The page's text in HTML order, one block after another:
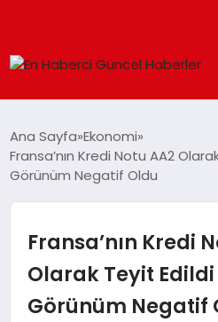
SPOR
MAGAZIN
Ana Sayfa Ekonomi
Fransa’nın Kredi Notu AA2
Görünüm Negatif Oldu
Fransa’nın Kredi
Olarak Teyit
Görünüm Negatif